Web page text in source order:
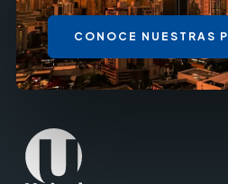
CONOCE NUESTRAS